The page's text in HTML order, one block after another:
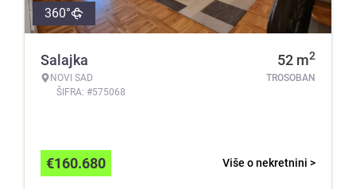
360°
Salajka
NOVI SAD
ŠIFRA: #575068
52 m2
TROSOBAN
Više o nekretnini >
€160.680